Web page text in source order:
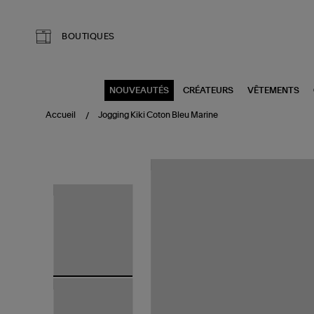
BOUTIQUES
NOUVEAUTÉS CRÉATEURS VÊTEMENTS
Accueil Jogging Kiki Coton Bleu Marine